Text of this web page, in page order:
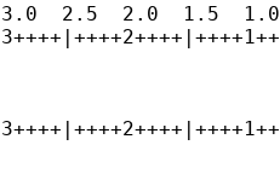
2.5  2.0  1.5  1.0